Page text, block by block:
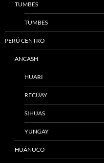
TUMBES
TUMBES
PERÚ CENTRO
ANCASH
HUARI
RECUAY
SIHUAS
YUNGAY
HUÁNUCO